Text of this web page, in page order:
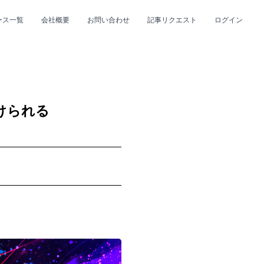
ス一覧 会社概要 お問い合わせ 記事リクエスト ログイン
#R&B/ソウル
られる